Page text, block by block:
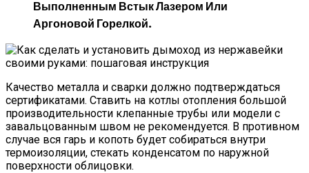
Выполненным Встык Лазером Или
Аргоновой Горелкой.
Качество металла и сварки должно подтверждаться
сертификатами. Ставить на котлы отопления большой
производительности клепанные трубы или модели с
завальцованным швом не рекомендуется. В противном
случае вся гарь и копоть будет собираться внутри
термоизоляции, стекать конденсатом по наружной
поверхности облицовки.